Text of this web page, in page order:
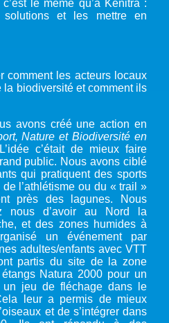
le même qu’à Kenitra :
solutions et les mettre en
comment les acteurs locaux
la biodiversité et comment ils
avons créé une action en
Nature et Biodiversité en
c’était de mieux faire
public. Nous avons ciblé
qui pratiquent des sports
l’athlétisme ou du « trail »
près des lagunes. Nous
nous d’avoir au Nord la
et des zones humides à
un événement par
adultes/enfants avec VTT
partis du site de la zone
Natura 2000 pour un
un jeu de fléchage dans le
leur a permis de mieux
et de s’intégrer dans